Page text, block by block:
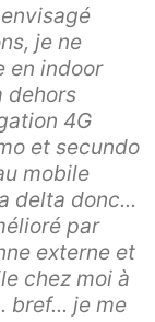
je ne
en indoor
dehors
4G
et secundo
mobile
delta donc...
par
externe et
chez moi à
bref... je me